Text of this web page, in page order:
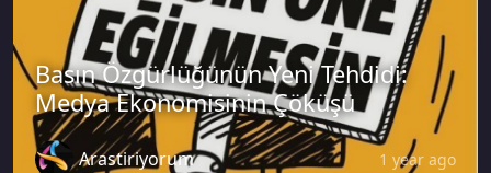
Basın Özgürlüğünün Yeni Tehdidi:
Medya Ekonomisinin Çöküşü
Arastiriyorum 1 year ago